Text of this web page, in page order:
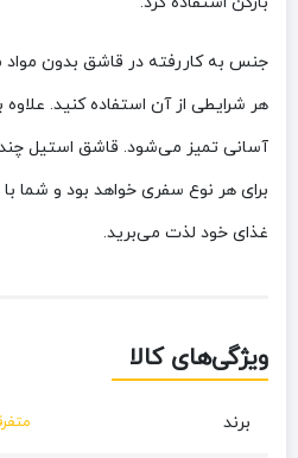
جنس به‌ کاررفته در قاشق بدون
هر شرایطی از آن استفاده کنید. علاوه‌
آسانی تمیز می‌شود. قاشق استیل
برای هر نوع سفری خواهد بود و شما
غذای خود لذت می‌برید.
ویژگی‌های کالا
برند